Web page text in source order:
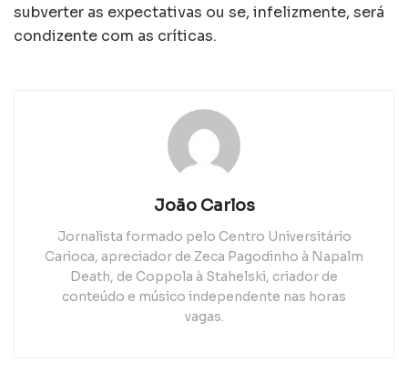
subverter as expectativas ou se, infelizmente, será
condizente com as críticas.
João Carlos
Jornalista formado pelo Centro Universitário
Carioca, apreciador de Zeca Pagodinho à Napalm
Death, de Coppola à Stahelski, criador de
conteúdo e músico independente nas horas
vagas.